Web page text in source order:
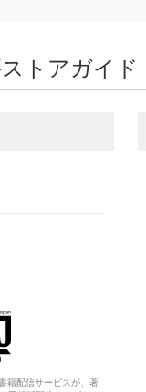
トアガイド
籍配信サービスが、著